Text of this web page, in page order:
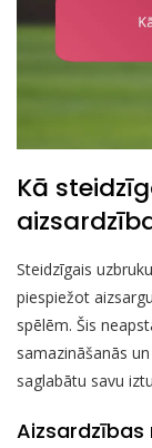
Kā
Steidzīgais
piespiežot
spēlēm. Šis
samazināšanās
saglabātu savu